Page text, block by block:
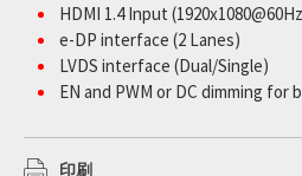
HDMI 1.4 Input
e-DP interface (2 Lanes)
LVDS interface (Dual/Single)
EN and PWM or DC dimming for
OSD Control
External RS232 control (Optional)
印刷